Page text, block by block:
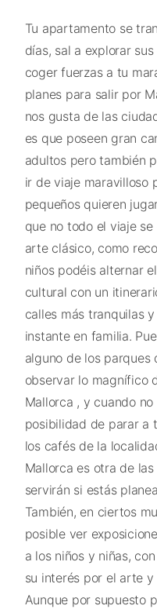
Tu apartamento se
días, sal a explorar
coger fuerzas a tu
planes para salir por
nos gusta de las
es que poseen gran
adultos pero también
ir de viaje maravilloso
pequeños quieren
que no todo el viaje
arte clásico, como
niños podéis alternar
cultural con un
calles más tranquilas
instante en familia.
alguno de los parques
observar lo magnífico
Mallorca , y cuando
posibilidad de parar a
los cafés de la
Mallorca es otra de
servirán si estás
También, en ciertos
posible ver
a los niños y niñas,
su interés por el arte
Aunque por supuesto